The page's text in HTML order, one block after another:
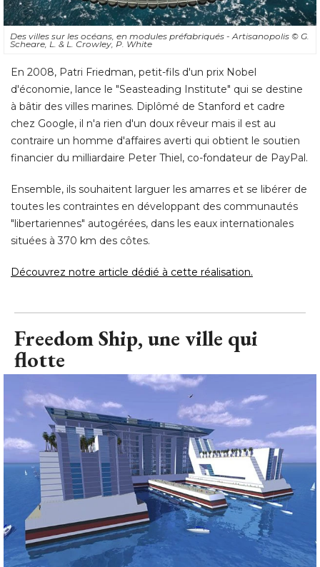
Des villes sur les océans, en modules préfabriqués - Artisanopolis © G.
Scheare, L. & L. Crowley, P. White
En 2008, Patri Friedman, petit-fils d'un prix Nobel
d'économie, lance le "Seasteading Institute" qui se destine
à bâtir des villes marines. Diplômé de Stanford et cadre
chez Google, il n'a rien d'un doux rêveur mais il est au
contraire un homme d'affaires averti qui obtient le soutien
financier du milliardaire Peter Thiel, co-fondateur de PayPal.
Ensemble, ils souhaitent larguer les amarres et se libérer de
toutes les contraintes en développant des communautés
"libertariennes" autogérées, dans les eaux internationales
situées à 370 km des côtes.
Découvrez notre article dédié à cette réalisation.
Freedom Ship, une ville qui
flotte